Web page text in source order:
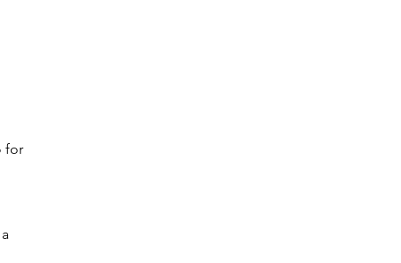
for